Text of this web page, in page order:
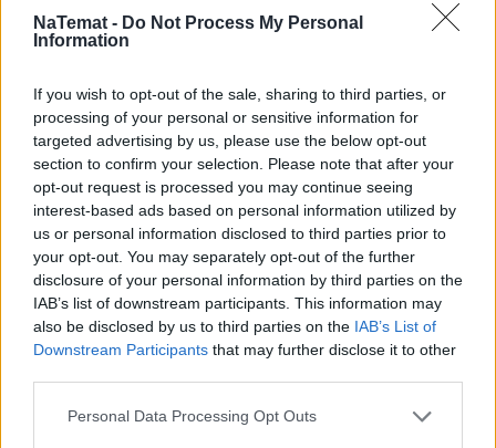
NaTemat - Do Not Process My Personal
Information
If you wish to opt-out of the sale, sharing to third parties, or
processing of your personal or sensitive information for
targeted advertising by us, please use the below opt-out
section to confirm your selection. Please note that after your
opt-out request is processed you may continue seeing
interest-based ads based on personal information utilized by
us or personal information disclosed to third parties prior to
your opt-out. You may separately opt-out of the further
disclosure of your personal information by third parties on the
IAB’s list of downstream participants. This information may
also be disclosed by us to third parties on the IAB’s List of
Downstream Participants that may further disclose it to other
Personal Data Processing Opt Outs
obserwuj nas w Google News!
Muzyka Filmy Celebryci Showbiznes
Natalia Kamińska
Obserwuj
Absolwentka dziennikarstwa na UMCS i